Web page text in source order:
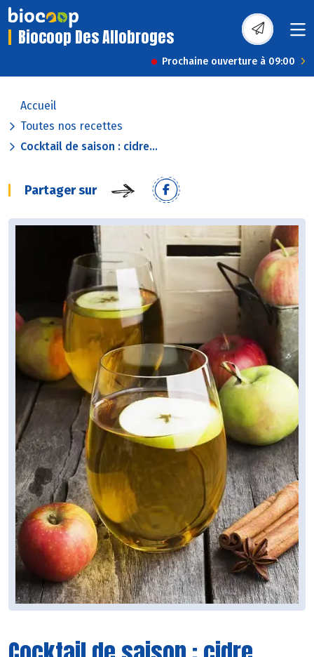
Biocoop Des Allobroges
Prochaine ouverture à 09:00
Accueil
Toutes nos recettes
Cocktail de saison : cidre...
Partager sur